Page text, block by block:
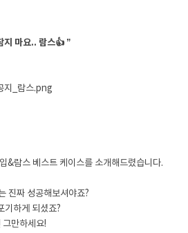
지 마요.. 람스👍 ”
&람스 베스트 케이스를 소개해드렸습니다.
진짜 성공해보셔야죠?
기하게 되셨죠?
만하세요!